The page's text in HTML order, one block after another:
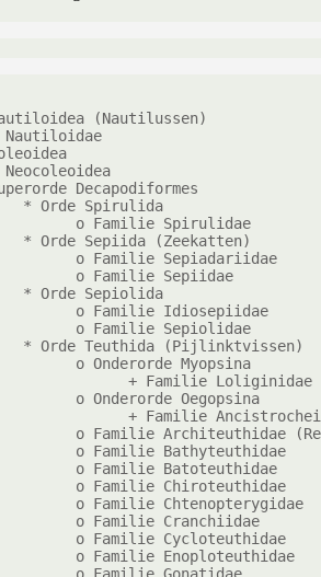
(Nautilussen)
Nautiloidae
Neocoleoidea
Decapodiformes
* Orde Spirulida
o Familie Spirulidae
* Orde Sepiida (Zeekatten)
o Familie Sepiadariidae
o Familie Sepiidae
* Orde Sepiolida
o Familie Idiosepiidae
o Familie Sepiolidae
* Orde Teuthida (Pijlinktvissen)
o Onderorde Myopsina
+ Familie Loliginidae
o Onderorde Oegopsina
+ Familie
o Familie Architeuthidae
o Familie Bathyteuthidae
o Familie Batoteuthidae
o Familie Chiroteuthidae
o Familie Chtenopterygidae
o Familie Cranchiidae
o Familie Cycloteuthidae
o Familie Enoploteuthidae
o Familie Gonatidae